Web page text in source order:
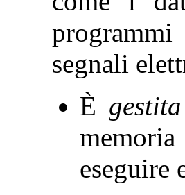
segnali
È
eseguire